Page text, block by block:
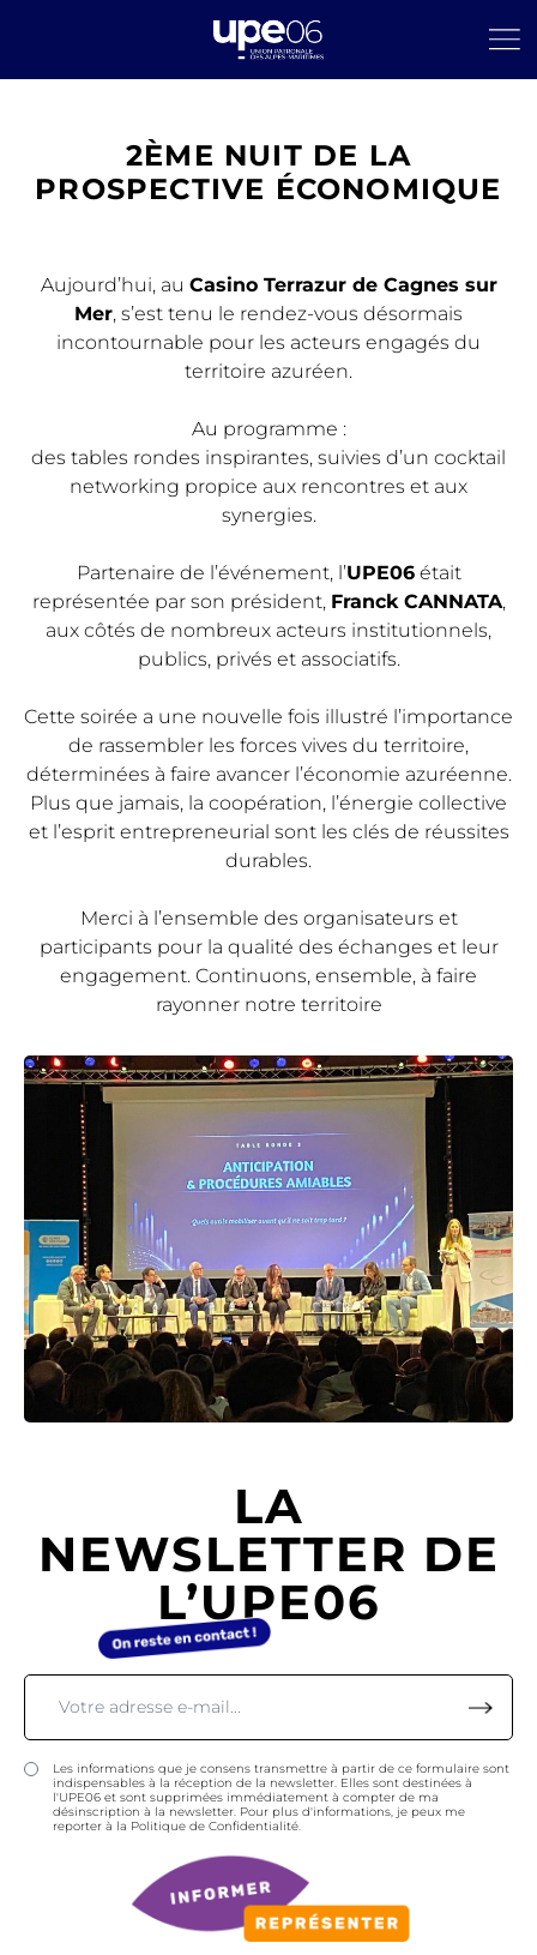
2ÈME NUIT DE LA
PROSPECTIVE ÉCONOMIQUE
Aujourd’hui, au Casino Terrazur de Cagnes sur
Mer, s’est tenu le rendez-vous désormais
incontournable pour les acteurs engagés du
territoire azuréen.
Au programme :
des tables rondes inspirantes, suivies d’un cocktail
networking propice aux rencontres et aux
synergies.
Partenaire de l’événement, l’UPE06était
représentée par son président, Franck CANNATA,
aux côtés de nombreux acteurs institutionnels,
publics, privés et associatifs.
Cette soirée a une nouvelle fois illustré l’importance
de rassembler les forces vives du territoire,
déterminées à faire avancer l’économie azuréenne.
Plus que jamais, la coopération, l’énergie collective
et l’esprit entrepreneurial sont les clés de réussites
durables.
Merci à l’ensemble des organisateurs et
participants pour la qualité des échanges et leur
engagement. Continuons, ensemble, à faire
rayonner notre territoire
LA
NEWSLETTER DE
L’UPE06
Les informations que je consens transmettre à partir de ce formulaire sont
indispensables à la réception de la newsletter. Elles sont destinées à
l'UPE06 et sont supprimées immédiatement à compter de ma
désinscription à la newsletter. Pour plus d'informations, je peux me
reporter à la Politique de Confidentialité.